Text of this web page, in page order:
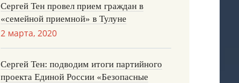
Сергей Тен провел прием граждан в
«семейной приемной» в Тулуне
2 марта, 2020
Сергей Тен: подводим итоги партийного
проекта Единой России «Безопасные